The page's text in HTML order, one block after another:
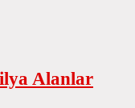
Alanlar